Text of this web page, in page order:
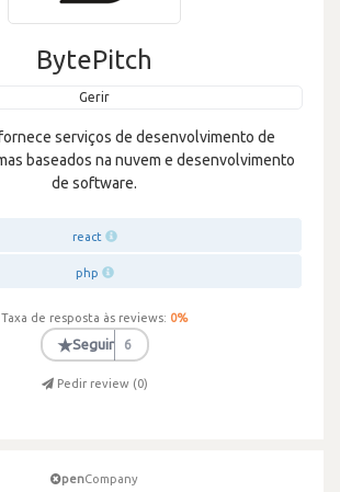
BytePitch
Gerir
serviços de desenvolvimento de
baseados na nuvem e desenvolvimento
de software.
react
php
Taxa de resposta às reviews: 0%
★Seguir 6
Pedir review (0)
penCompany